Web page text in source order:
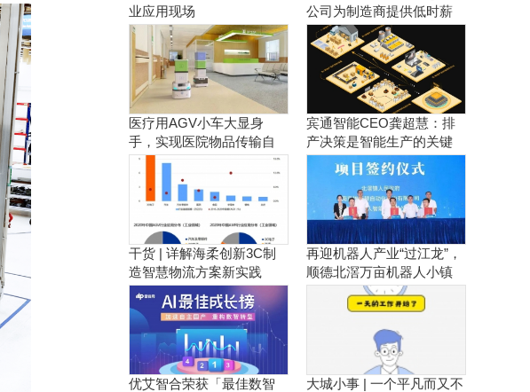
业应用现场
公司为制造商提供低时薪
的租赁工业机器人服务
医疗用AGV小车大显身
手，实现医院物品传输自
动化！
宾通智能CEO龚超慧：排
产决策是智能生产的关键
干货 | 详解海柔创新3C制
造智慧物流方案新实践
再迎机器人产业“过江龙”，
顺德北滘万亩机器人小镇
正逐步成型！
优艾智合荣获「最佳数智
大城小事 | 一个平凡而又不